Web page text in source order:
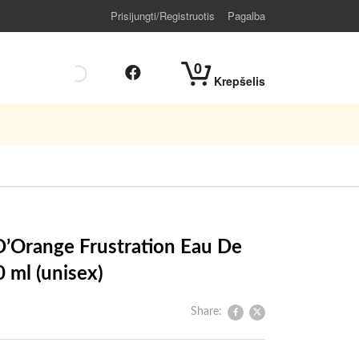
Prisijungti/Registruotis Pagalba
0
Krepšelis
Frustration Eau De
ml (unisex)
Share: